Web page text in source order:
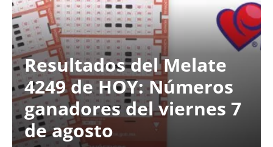
Resultados del Melate
4249 de HOY: Números
ganadores del viernes 7
de agosto